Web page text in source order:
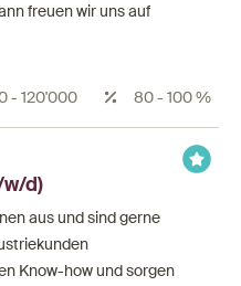
freuen wir uns auf
- 120'000 80 - 100 %
d)
aus und sind gerne
Know-how und sorgen